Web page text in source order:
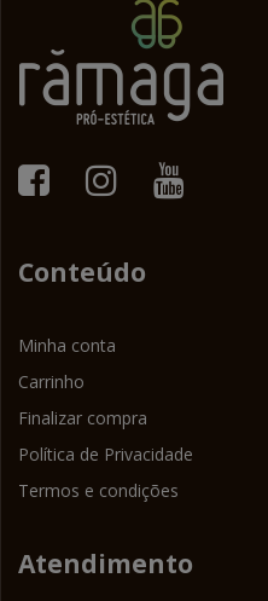
Conteúdo
Minha conta
Carrinho
Finalizar compra
Política de Privacidade
Termos e condições
Atendimento